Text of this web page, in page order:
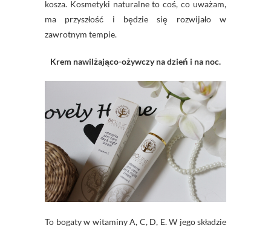
kosza. Kosmetyki naturalne to coś, co uważam,
ma przyszłość i będzie się rozwijało w
zawrotnym tempie.
Krem nawilżająco-ożywczyna dzień i na noc.
To bogaty w witaminy A, C, D, E. W jego składzie